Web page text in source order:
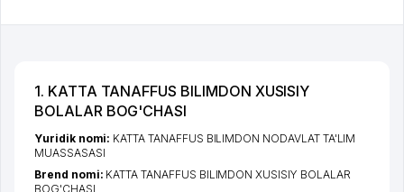
1. KATTA TANAFFUS BILIMDON XUSISIY
BOLALAR BOG'CHASI
Yuridik nomi: KATTA TANAFFUS BILIMDON NODAVLAT TA'LIM
MUASSASASI
Brend nomi: KATTA TANAFFUS BILIMDON XUSISIY BOLALAR
BOG'CHASI